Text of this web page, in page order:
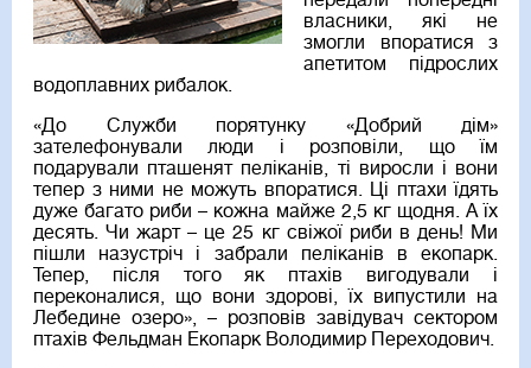
власники, які не
змогли впоратися з
апетитом підрослих
водоплавних рибалок.
«До Служби порятунку «Добрий дім»
зателефонували люди і розповіли, що їм
подарували пташенят пеліканів, ті виросли і вони
тепер з ними не можуть впоратися. Ці птахи їдять
дуже багато риби – кожна майже 2,5 кг щодня. А їх
десять. Чи жарт – це 25 кг свіжої риби в день! Ми
пішли назустріч і забрали пеліканів в екопарк.
Тепер, після того як птахів вигодували і
переконалися, що вони здорові, їх випустили на
Лебедине озеро», – розповів завідувач сектором
птахів Фельдман Екопарк Володимир Переходович.